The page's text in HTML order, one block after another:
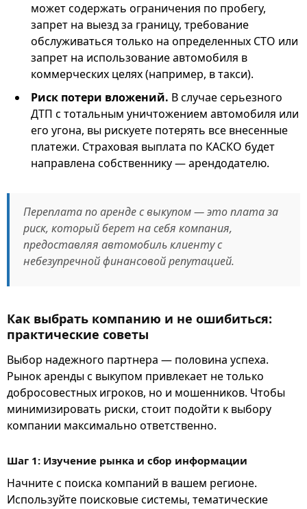
может содержать ограничения по пробегу,
запрет на выезд за границу, требование
обслуживаться только на определенных СТО или
запрет на использование автомобиля в
коммерческих целях (например, в такси).
Риск потери вложений. В случае серьезного
ДТП с тотальным уничтожением автомобиля или
его угона, вы рискуете потерять все внесенные
платежи. Страховая выплата по КАСКО будет
направлена собственнику — арендодателю.
Переплата по аренде с выкупом — это плата за
риск, который берет на себя компания,
предоставляя автомобиль клиенту с
небезупречной финансовой репутацией.
Как выбрать компанию и не ошибиться:
практические советы
Выбор надежного партнера — половина успеха.
Рынок аренды с выкупом привлекает не только
добросовестных игроков, но и мошенников. Чтобы
минимизировать риски, стоит подойти к выбору
компании максимально ответственно.
Шаг 1: Изучение рынка и сбор информации
Начните с поиска компаний в вашем регионе.
Используйте поисковые системы, тематические